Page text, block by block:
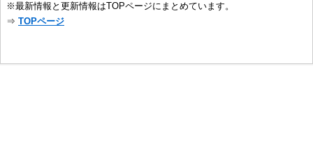
※最新情報と更新情報はTOPページにまとめています。
⇒ TOPページ